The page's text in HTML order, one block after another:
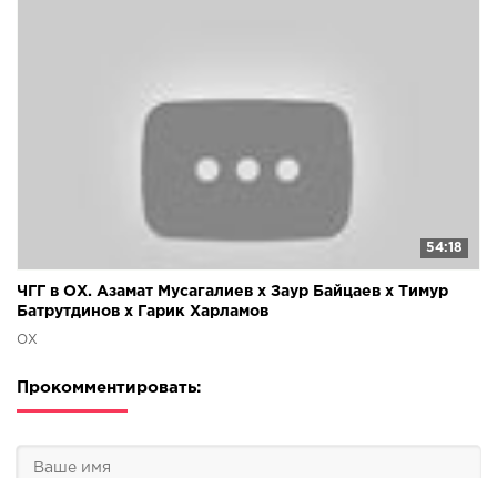
54:18
ЧГГ в ОХ. Азамат Мусагалиев х Заур Байцаев х Тимур
Батрутдинов х Гарик Харламов
ОХ
Прокомментировать: